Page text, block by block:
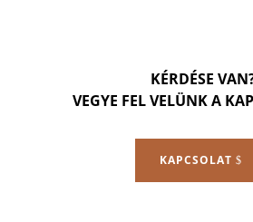
KÉRDÉSE
VEGYE FEL VELÜNK A
KAPCSOLAT